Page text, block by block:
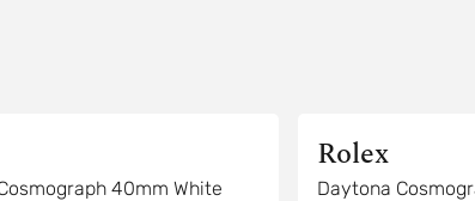
40mm White
Rolex
Daytona